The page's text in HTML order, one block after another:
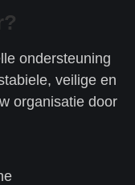
ondersteuning
veilige en
organisatie door